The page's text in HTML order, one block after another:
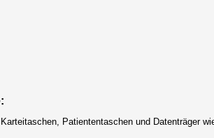
Patiententaschen und Datenträger